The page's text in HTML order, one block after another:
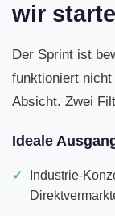
wir
Der Sprint ist
funktioniert
Absicht. Zwei
Ideale
Industrie-